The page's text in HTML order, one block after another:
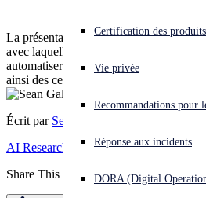
Vous subissez une cyberattaque ?
Se connecter
Open search
Open language switcher
Certification des
Vie privée
Recommandations pour
Réponse aux incidents
DORA (Digital
La présentation faite à l'AI Village a mis
avec laquelle les outils génératifs
automatiser la création de campagnes
ainsi des centaines de sites frauduleux.
Écrit par Sean Gallagher
AI Research
Share This